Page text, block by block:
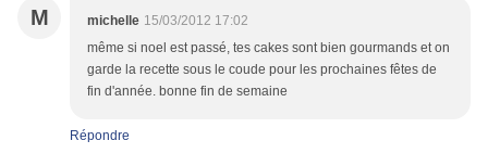
M michelle 15/03/2012 17:02
même si noel est passé, tes cakes sont bien gourmands et on
garde la recette sous le coude pour les prochaines fêtes de
fin d'année. bonne fin de semaine
Répondre